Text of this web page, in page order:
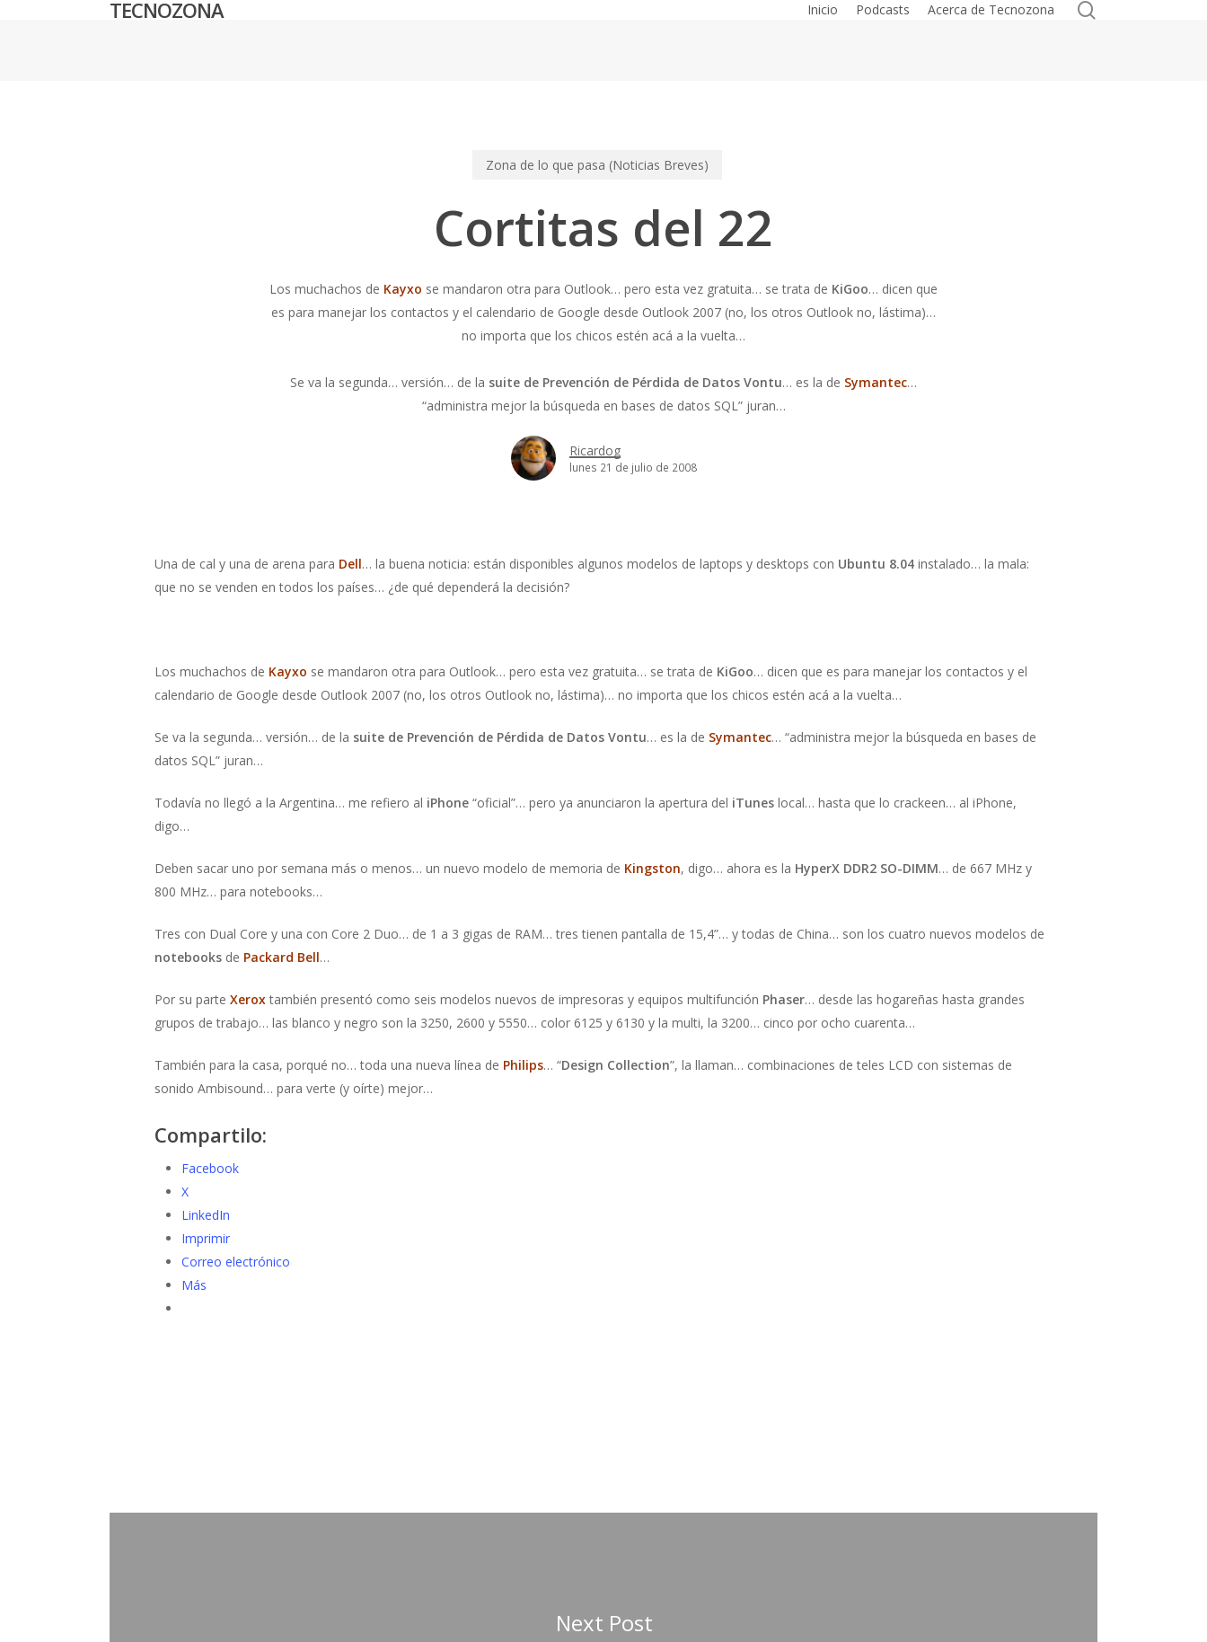
TECNOZONA Inicio Podcasts Acerca de Tecnozona
Zona de lo que pasa (Noticias Breves)
Cortitas del 22
Los muchachos de Kayxo se mandaron otra para Outlook… pero esta vez gratuita… se trata de KiGoo… dicen que
es para manejar los contactos y el calendario de Google desde Outlook 2007 (no, los otros Outlook no, lástima)…
no importa que los chicos estén acá a la vuelta…
Se va la segunda… versión… de la suite de Prevención de Pérdida de Datos Vontu… es la de Symantec…
“administra mejor la búsqueda en bases de datos SQL” juran…
Ricardog
lunes 21 de julio de 2008
Una de cal y una de arena para Dell… la buena noticia: están disponibles algunos modelos de laptops y desktops con Ubuntu 8.04 instalado… la mala:
que no se venden en todos los países… ¿de qué dependerá la decisión?
Los muchachos de Kayxo se mandaron otra para Outlook… pero esta vez gratuita… se trata de KiGoo… dicen que es para manejar los contactos y el
calendario de Google desde Outlook 2007 (no, los otros Outlook no, lástima)… no importa que los chicos estén acá a la vuelta…
Se va la segunda… versión… de la suite de Prevención de Pérdida de Datos Vontu… es la de Symantec… “administra mejor la búsqueda en bases de
datos SQL” juran…
Todavía no llegó a la Argentina… me refiero al iPhone “oficial”… pero ya anunciaron la apertura del iTunes local… hasta que lo crackeen… al iPhone,
digo…
Deben sacar uno por semana más o menos… un nuevo modelo de memoria de Kingston, digo… ahora es la HyperX DDR2 SO-DIMM… de 667 MHz y
800 MHz… para notebooks…
Tres con Dual Core y una con Core 2 Duo… de 1 a 3 gigas de RAM… tres tienen pantalla de 15,4”… y todas de China… son los cuatro nuevos modelos de
notebooks de Packard Bell…
Por su parte Xeroxtambién presentó como seis modelos nuevos de impresoras y equipos multifunción Phaser… desde las hogareñas hasta grandes
grupos de trabajo… las blanco y negro son la 3250, 2600 y 5550… color 6125 y 6130 y la multi, la 3200… cinco por ocho cuarenta…
También para la casa, porqué no… toda una nueva línea de Philips… “Design Collection”, la llaman… combinaciones de teles LCD con sistemas de
sonido Ambisound… para verte (y oírte) mejor…
Compartilo:
Facebook
X
LinkedIn
Imprimir
Correo electrónico
Más
Next Post